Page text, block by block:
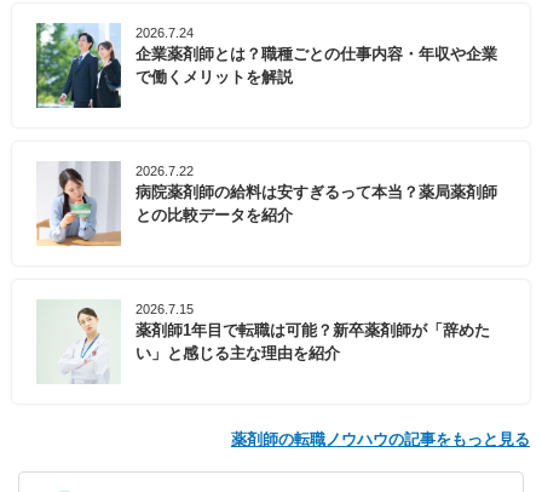
2026.7.24
企業薬剤師とは？職種ごとの仕事内容・年収や企業
で働くメリットを解説
2026.7.22
病院薬剤師の給料は安すぎるって本当？薬局薬剤師
との比較データを紹介
2026.7.15
薬剤師1年目で転職は可能？新卒薬剤師が「辞めた
い」と感じる主な理由を紹介
薬剤師の転職ノウハウの記事をもっと見る